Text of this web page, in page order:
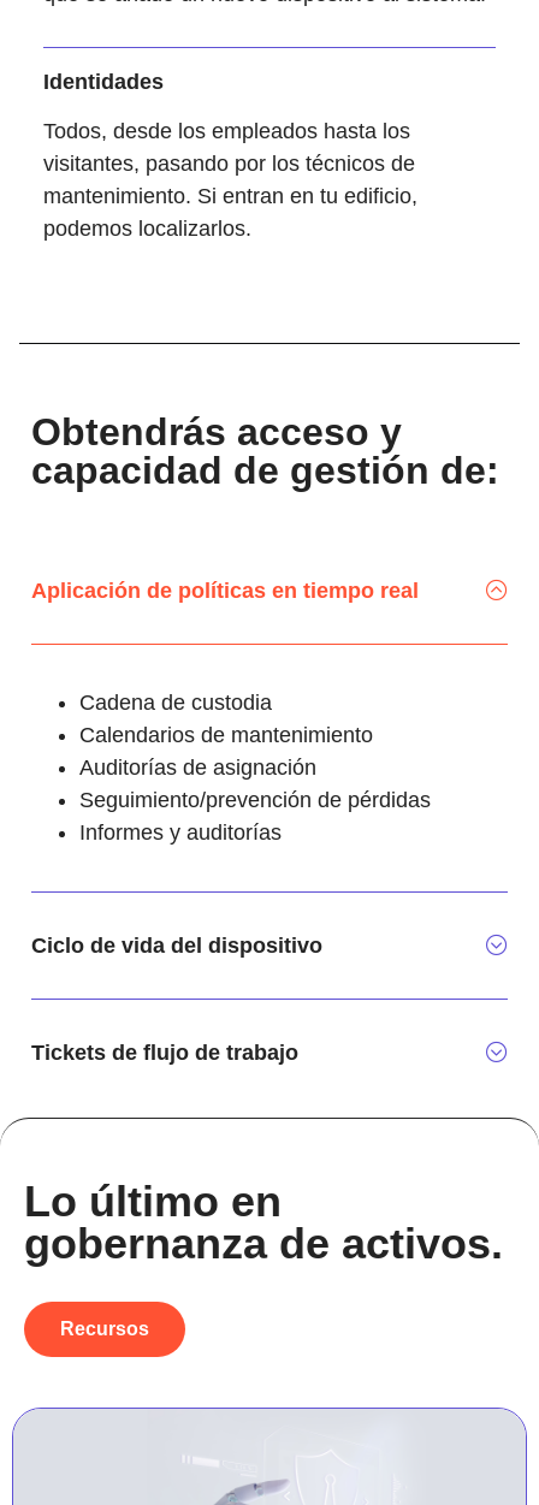
Identidades
Todos, desde los empleados hasta los
visitantes, pasando por los técnicos de
mantenimiento. Si entran en tu edificio,
podemos localizarlos.
Obtendrás acceso y
capacidad de gestión de:
Aplicación de políticas en tiempo real
Cadena de custodia
Calendarios de mantenimiento
Auditorías de asignación
Seguimiento/prevención de pérdidas
Informes y auditorías
Ciclo de vida del dispositivo
Tickets de flujo de trabajo
Lo último en
gobernanza de activos.
Recursos